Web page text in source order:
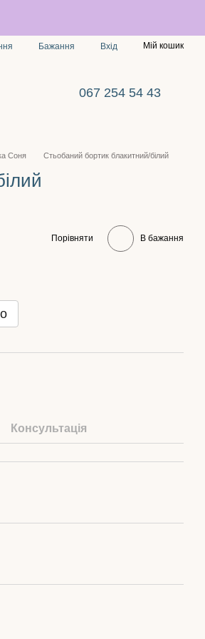
Бажання Вхід Мій кошик
067 254 54 43
Соня Стьобаний бортик блакитний/білий
Порівняти В бажання
Консультація